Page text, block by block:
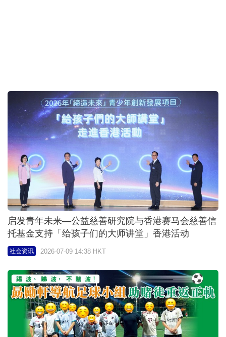
踢波、睇波，不赌波！勗励轩导航足球小组 助赌徒
重返正轨
社会资讯 2026-07-07 10:15 HKT
科技园栽培人才 举办机械人大赛 港大「格物」夺冠
剑指8月主场国际赛
社会资讯 2026-07-07 08:30 HKT